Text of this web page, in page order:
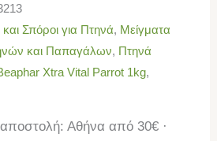
Σπόροι για Πτηνά, Μείγματα
και Παπαγάλων, Πτηνά
Xtra Vital Parrot 1kg,
Αθήνα από 30€ ·